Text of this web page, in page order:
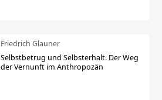
Friedrich Glauner
Selbstbetrug und Selbsterhalt. Der Weg
der Vernunft im Anthropozän